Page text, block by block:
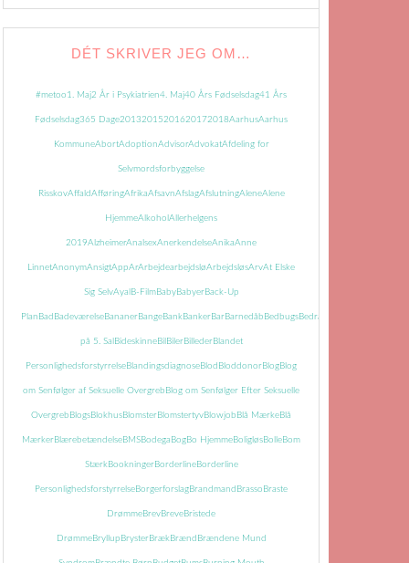
DÉT SKRIVER JEG OM…
#metoo 1. Maj2 År i Psykiatrien4. Maj40 Års Fødselsdag41 Års
Fødselsdag365 Dage20132015201620172018AarhusAarhus
KommuneAbortAdoptionAdvisorAdvokatAfdeling for
Selvmordsforbyggelse
RisskovAffald AfføringAfrikaAfsavnAfslagAfslutningAleneAlene
HjemmeAlkohol Allerhelgens
2019AlzheimerAnalsexAnerkendelseAnikaAnne
LinnetAnonymAnsigtAppArArbejdearbejdsløArbejdsløsArvAt Elske
Sig SelvAyal B-FilmBabyBabyerBack-Up
Plan Bad BadeværelseBananerBangeBankBankerBarBarnedåb BedbugsBedrageri
på 5. Sal BideskinneBil BilerBillederBlandet
PersonlighedsforstyrrelseBlandingsdiagnoseBlod BloddonorBlogBlog
om Senfølger af Seksuelle Overgreb Blog om Senfølger Efter Seksuelle
Overgreb BlogsBlokhusBlomsterBlomstertyvBlowjob Blå MærkeBlå
MærkerBlærebetændelseBMSBodega BogBo HjemmeBoligløsBolleBom
StærkBookningerBorderlineBorderline
PersonlighedsforstyrrelseBorgerforslagBrandmand Brasso Braste
DrømmeBrevBreveBristede
DrømmeBryllup BrysterBrækBrænd Brændene Mund